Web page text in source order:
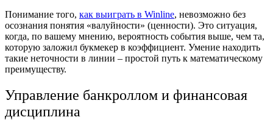
Понимание того, как выиграть в Winline, невозможно без
осознания понятия «валуйности» (ценности). Это ситуация,
когда, по вашему мнению, вероятность события выше, чем та,
которую заложил букмекер в коэффициент. Умение находить
такие неточности в линии – простой путь к математическому
преимуществу.
Управление банкроллом и финансовая
дисциплина